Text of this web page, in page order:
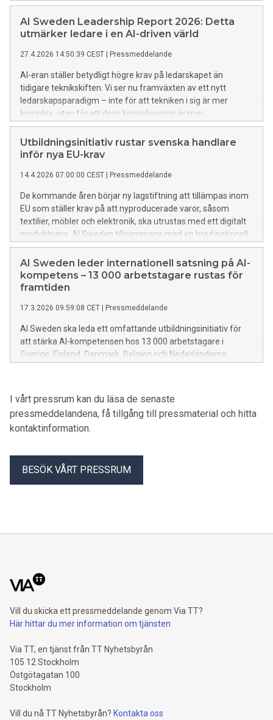
operativ teknisk handlingsfrihet. Det skriver AI Sweden på Di
Debatt.
AI Sweden Leadership Report 2026: Detta
utmärker ledare i en AI-driven värld
27.4.2026 14:50:39 CEST Pressmeddelande
AI-eran ställer betydligt högre krav på ledarskapet än
tidigare teknikskiften. Vi ser nu framväxten av ett nytt
ledarskapsparadigm – inte för att tekniken i sig är mer
komplex, utan för att dess konsekvenser är mer
genomgripande, snabbare och svårare att begränsa. – Det
finns en växande obalans i svenskt näringsliv där AI och dess
möjligheter utvecklas snabbare än de nuvarande
göra något åt, säger Annika Elfström, tillförordnad
managing director på AI Sweden.
Utbildningsinitiativ rustar svenska handlare
inför nya EU-krav
14.4.2026 07:00:00 CEST Pressmeddelande
De kommande åren börjar ny lagstiftning att tillämpas inom
EU som ställer krav på att nyproducerade varor, såsom
textilier, möbler och elektronik, ska utrustas med ett digitalt
produktpass. AI Sweden tillsammans med en bred nationell
konstellation av aktörer från näringsliv,
branschorganisationer och akademi samlar nu flera års
praktisk erfarenhet i ett nytt unikt utbildningsinitiativ för
handeln. Syftet är att hjälpa svenska retailföretag att möta
driven affärsnytta.
AI Sweden leder internationell satsning på AI-
kompetens – 13 000 arbetstagare rustas för
framtiden
17.3.2026 09:59:08 CET Pressmeddelande
AI Sweden ska leda ett omfattande utbildningsinitiativ för
att stärka AI-kompetensen hos 13 000 arbetstagare i
Sverige, Finland, Danmark, Belgien och Nederländerna.
krävs för att navigera i ett arbetsliv i snabb förändring.
I vårt pressrum kan du läsa de senaste
pressmeddelandena, få tillgång till pressmaterial och hitta
kontaktinformation.
BESÖK VÅRT PRESSRUM
Vill du skicka ett pressmeddelande genom Via TT?
Här hittar du mer information om tjänsten
Via TT, en tjänst från TT Nyhetsbyrån
105 12 Stockholm
Östgötagatan 100
Stockholm
Vill du nå TT Nyhetsbyrån? Kontakta oss